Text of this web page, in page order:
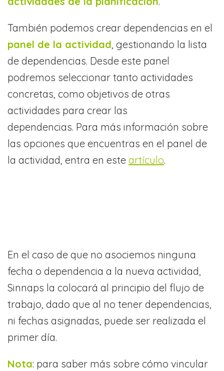
También podemos crear dependencias en el
panel de la actividad, gestionando la lista
de dependencias. Desde este panel
podremos seleccionar tanto actividades
concretas, como objetivos de otras
actividades para crear las
dependencias. Para más información sobre
las opciones que encuentras en el panel de
la actividad, entra en este artículo.
En el caso de que no asociemos ninguna
fecha o dependencia a la nueva actividad,
Sinnaps la colocará al principio del flujo de
trabajo, dado que al no tener dependencias,
ni fechas asignadas, puede ser realizada el
primer día.
Nota: para saber más sobre cómo vincular